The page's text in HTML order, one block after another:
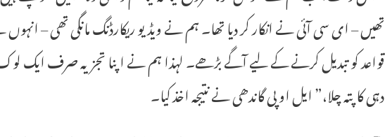
تھیں – ای سی آئی نے انکار کر دیا تھا۔ ہم نے ویڈیو ریکارڈنگ مانگی تھی –
قواعد کو تبدیل کرنے کے لیے آگے بڑھے۔ لہذا ہم نے اپنا تجزیہ صرف ایک
دہی کا پتہ چلا،” ایل او پی گاندھی نے نتیجہ اخذ کیا۔